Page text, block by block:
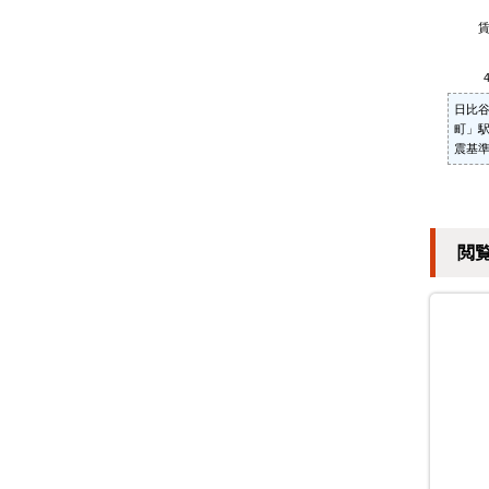
日比
町」
震基
閲